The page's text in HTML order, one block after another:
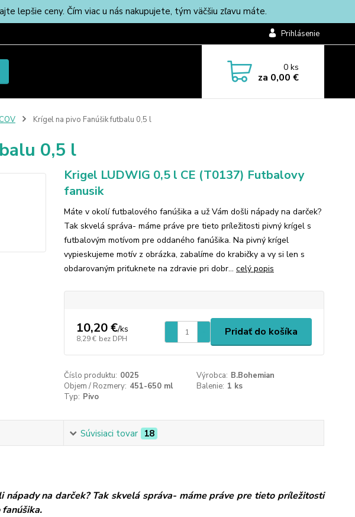
lepšie ceny. Čím viac u nás nakupujete, tým väčšiu zľavu máte.
Prihlásenie
0ks
za 0,00 €
Krígel na pivo Fanúšik futbalu 0,5 l
0,5 l
Krigel LUDWIG 0,5 l CE (T0137) Futbalovy
fanusik
Máte v okolí futbalového fanúšika a už Vám došli nápady na darček?
Tak skvelá správa- máme práve pre tieto príležitosti pivný krígel s
futbalovým motívom pre oddaného fanúšika. Na pivný krígel
vypieskujeme motív z obrázka, zabalíme do krabičky a vy si len s
obdarovaným priťuknete na zdravie pri dobr... celý popis
10,20 €/ks
8,29 € bez DPH
Pridať do košíka
Číslo produktu: 0025 Výrobca: B.Bohemian
Objem / Rozmery: 451-650 ml Balenie: 1 ks
Typ: Pivo
Súvisiaci tovar 18
na darček? Tak skvelá správa- máme práve pre tieto príležitosti